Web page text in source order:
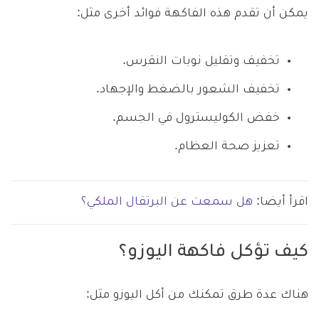
يمكن أن تقدم هذه الفاكهة فوائد أخرى مثل:
تخفيف وتقليل نوبات النقرس.
تخفيف الشعور بالضغط والإجهاد.
خفض الكوليسترول في الجسم.
تعزيز صحة العظام.
اقرأ أيضا: هل سمعت عن البرتقال الملكي؟
كيف تؤكل فاكهة اليوزو؟
هناك عدة طرق تمكنك من أكل اليوزو مثل: